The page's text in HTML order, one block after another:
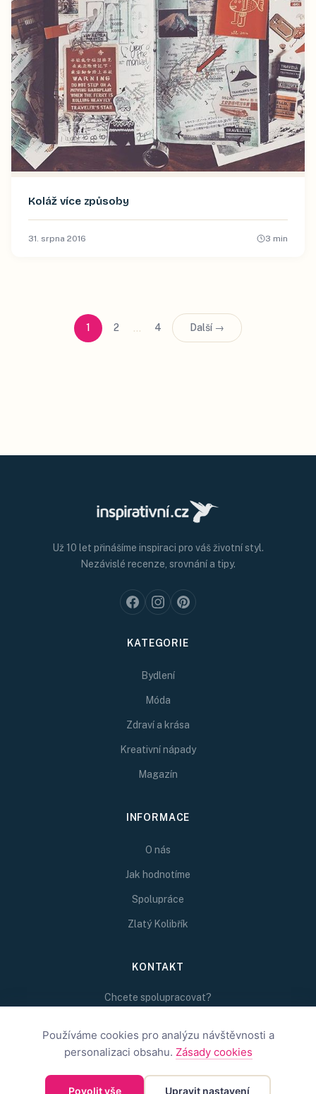
Koláž více způsoby
31. srpna 2016 3 min
1 2 … 4 Další →
Už 10 let přinášíme inspiraci pro váš životní styl.
Nezávislé recenze, srovnání a tipy.
KATEGORIE
Bydlení
Móda
Zdraví a krása
Kreativní nápady
Magazín
INFORMACE
O nás
Jak hodnotíme
Spolupráce
Zlatý Kolibřík
KONTAKT
Chcete spolupracovat?
redakce@inspirativni.cz
Používáme cookies pro analýzu návštěvnosti a
personalizaci obsahu. Zásady cookies
Povolit vše Upravit nastavení